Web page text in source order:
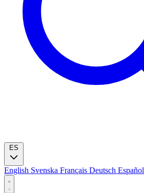
English Svenska Français Deutsch Español